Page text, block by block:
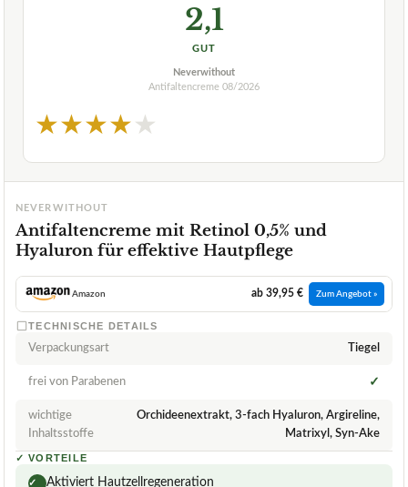
2,1
GUT
Neverwithout
Antifaltencreme 08/2026
★★★★★
NEVERWITHOUT
Antifaltencreme mit Retinol 0,5% und
Hyaluron für effektive Hautpflege
Amazon ab 39,95 € Zum Angebot »
TECHNISCHE DETAILS
Verpackungsart Tiegel
frei von Parabenen ✓
wichtige
Inhaltsstoffe
Orchideenextrakt, 3-fach Hyaluron, Argireline,
Matrixyl, Syn-Ake
✓ VORTEILE
✓ Aktiviert Hautzellregeneration